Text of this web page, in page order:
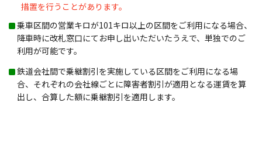
措置を行うことがあります。
乗車区間の営業キロが101キロ以上の区間をご利用になる場合、
降車時に改札窓口にてお申し出いただいたうえで、単独でのご
利用が可能です。
鉄道会社間で乗継割引を実施している区間をご利用になる場
合、それぞれの会社線ごとに障害者割引が適用となる運賃を算
出し、合算した額に乗継割引を適用します。